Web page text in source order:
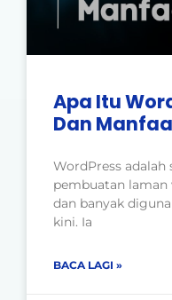
Apa Itu
Dan
WordPress
pembuatan
dan banyak
kini. Ia
BACA LAGI »